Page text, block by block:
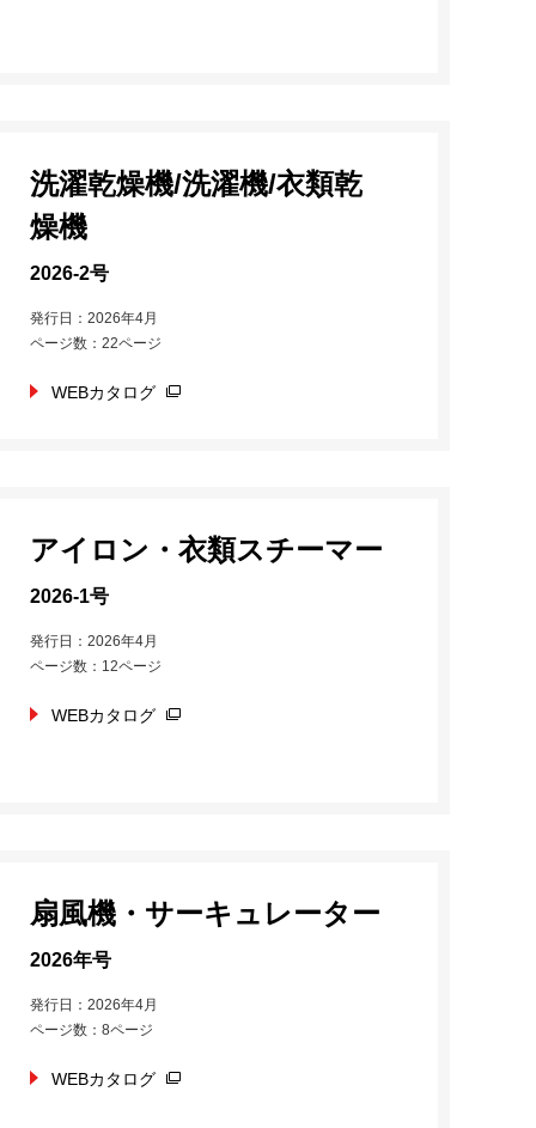
洗濯乾燥機/洗濯機/衣類乾
燥機
2026-2号
発行日：2026年4月
ページ数：22ページ
WEBカタログ
アイロン・衣類スチーマー
2026-1号
発行日：2026年4月
ページ数：12ページ
WEBカタログ
扇風機・サーキュレーター
2026年号
発行日：2026年4月
ページ数：8ページ
WEBカタログ